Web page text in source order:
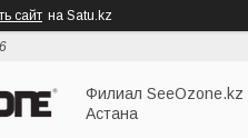
сайт на Satu.kz
Филиал SeeOzone.kz
Астана